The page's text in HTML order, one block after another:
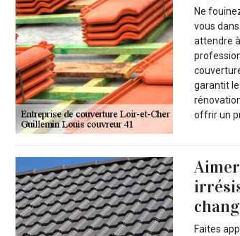
Ne
vous
attendre
garantit
offrir un
Faites